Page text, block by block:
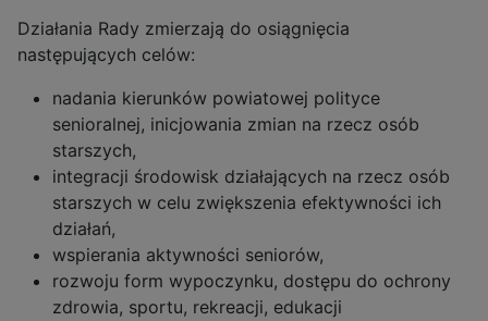
Działania Rady zmierzają do osiągnięcia
następujących celów:
nadania kierunków powiatowej polityce
senioralnej, inicjowania zmian na rzecz osób
starszych,
integracji środowisk działających na rzecz osób
starszych w celu zwiększenia efektywności ich
działań,
wspierania aktywności seniorów,
rozwoju form wypoczynku, dostępu do ochrony
zdrowia, sportu, rekreacji, edukacji